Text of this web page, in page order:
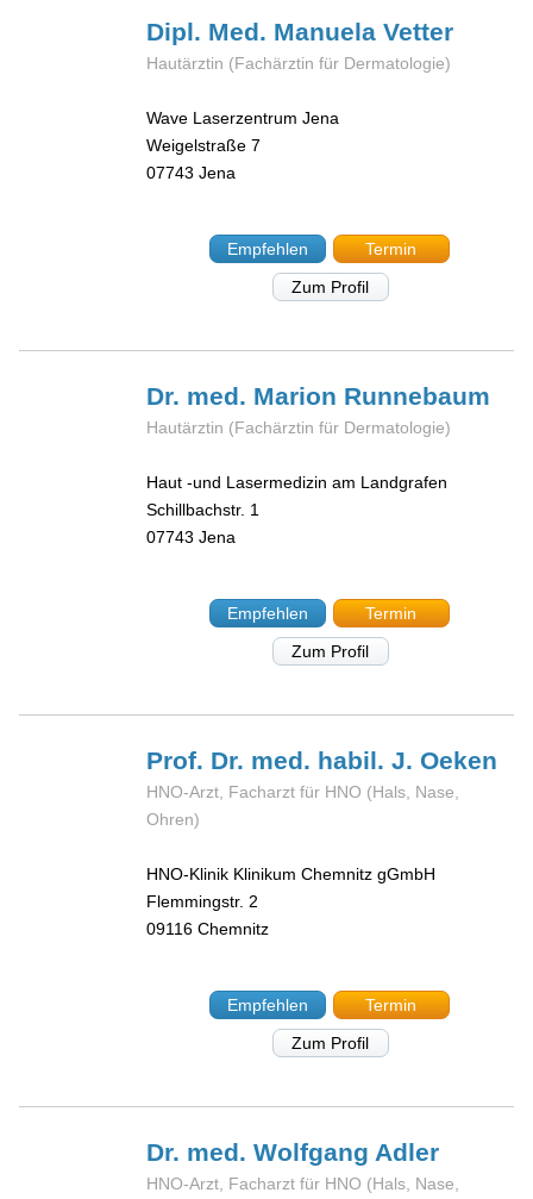
Dipl. Med. ManuelaVetter
Hautärztin (Fachärztin für Dermatologie)
Wave Laserzentrum Jena
Weigelstraße 7
07743Jena
Empfehlen
Termin
Zum Profil
Dr. med. Marion Runnebaum
Hautärztin (Fachärztin für Dermatologie)
Haut -und Lasermedizin am Landgrafen
Schillbachstr. 1
07743 Jena
Empfehlen
Termin
Zum Profil
Prof. Dr. med. habil. J. Oeken
HNO-Arzt, Facharzt für HNO (Hals, Nase,
Ohren)
HNO-Klinik Klinikum Chemnitz gGmbH
Flemmingstr. 2
09116 Chemnitz
Empfehlen
Termin
Zum Profil
Dr. med. Wolfgang Adler
HNO-Arzt, Facharzt für HNO (Hals, Nase,